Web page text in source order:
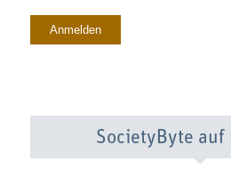
SocietyByte auf